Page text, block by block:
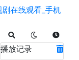
播放记录